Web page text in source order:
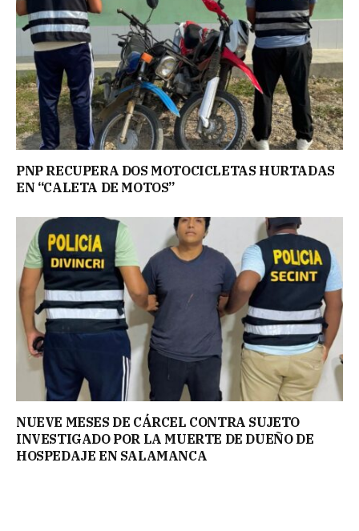
PNP RECUPERA DOS MOTOCICLETAS HURTADAS
EN “CALETA DE MOTOS”
NUEVE MESES DE CÁRCEL CONTRA SUJETO
INVESTIGADO POR LA MUERTE DE DUEÑO DE
HOSPEDAJE EN SALAMANCA